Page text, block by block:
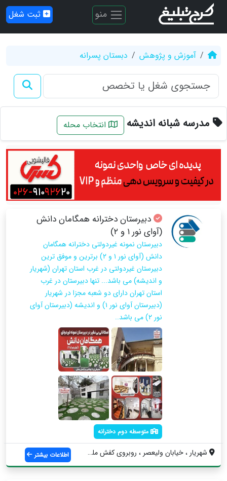
منو ثبت شغل
آموزش و پژوهش دبستان پسرانه
مدرسه شبانه اندیشه انتخاب محله
دبیرستان دخترانه همگامان دانش
(آوای نور ۱ و ۲)
دبیرستان نمونه غیردولتی دخترانه همگامان
دانش (آوای نور ۱ و ۲) برترین و موفق ترین
دبیرستان غیردولتی در غرب استان تهران (شهریار
و اندیشه) می باشد... تنها دبیرستان در غرب
استان تهران دارای دو شعبه مجزا در شهریار
(دبیرستان آوای نور ۱) و اندیشه (دبیرستان آوای
نور ۲) می باشد..
متوسطه دوم دخترانه
شهریار ، خیابان ولیعصر ، روبروی کفش ملی ... اطلاعات بیشتر